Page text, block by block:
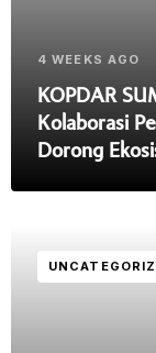
4 WEEKS AGO
KOPDAR
Kolaborasi
Dorong